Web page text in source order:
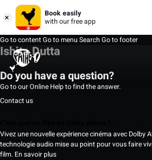
Book easily
with our free app
Go to contentGo to menuSearchGo to footer
Ishita Dutta
Do you have a question?
Go to our Online Help to find the answer.
Contact us
Vivez une nouvelle expérience cinéma avec Dolby
technologie audio mise au point pour vous faire
film. En savoir plus